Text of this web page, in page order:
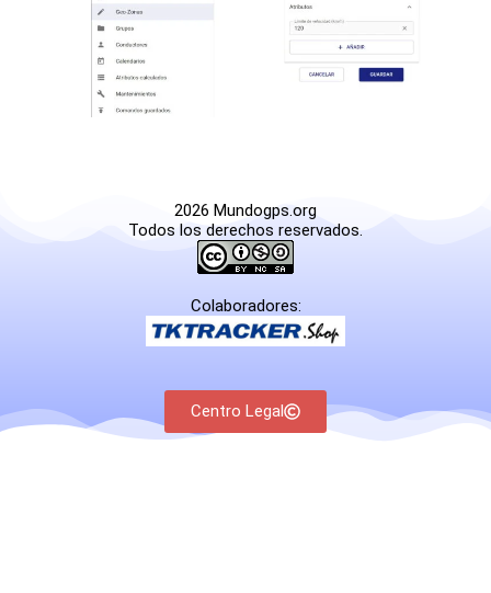
2026 Mundogps.org
Todos los derechos reservados.
Colaboradores:
Centro Legal